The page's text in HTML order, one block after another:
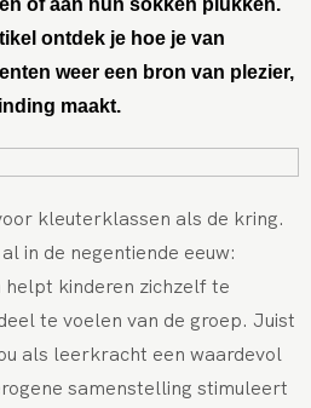
of aan hun sokken plukken.
ontdek je hoe je van
weer een bron van plezier,
maakt.
kleuterklassen als de kring.
in de negentiende eeuw:
kinderen zichzelf te
te voelen van de groep. Juist
als leerkracht een waardevol
samenstelling stimuleert